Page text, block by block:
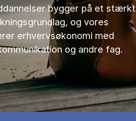
bygger på et stærkt
og vores
erhvervsøkonomi med
og andre fag.